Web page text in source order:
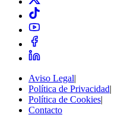
Aviso Legal|
Política de Privacidad|
Política de Cookies|
Contacto